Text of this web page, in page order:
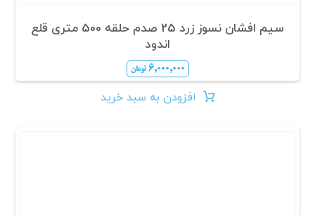
سیم افشان نسوز زرد 25 صدم حلقه 500 متری قلع
اندود
۶,۰۰۰,۰۰۰ تومان
افزودن به سبد خرید